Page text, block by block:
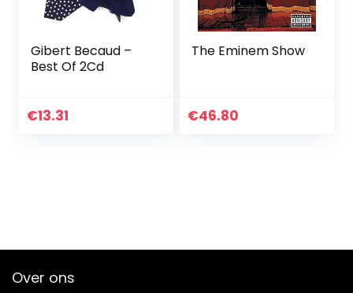
Gibert Becaud –
Best Of 2Cd
€13.31
The Eminem Show
€46.80
Over ons